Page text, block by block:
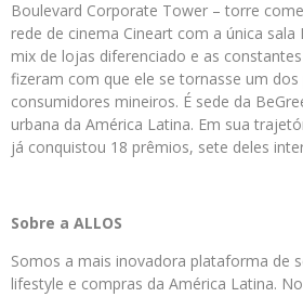
Boulevard Corporate Tower – torre
rede de cinema Cineart com a única sala
mix de lojas diferenciado e as
fizeram com que ele se tornasse um
consumidores mineiros. É sede da
urbana da América Latina. Em sua
já conquistou 18 prêmios, sete deles
Sobre a ALLOS
Somos a mais inovadora plataforma de
lifestyle e compras da América Latina.